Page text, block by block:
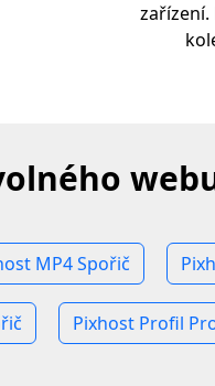
MP4 Spořič
Pixhost Profil